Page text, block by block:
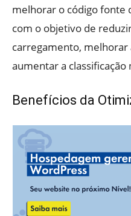
melhorar o código fonte
com o objetivo de
carregamento, melhorar
aumentar a classificação
Benefícios da